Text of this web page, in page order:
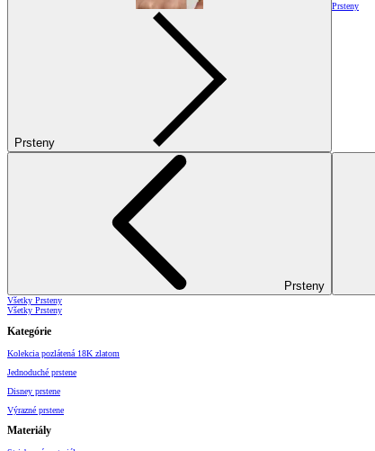
Prsteny
Prsteny
Prsteny
Všetky Prsteny
Všetky Prsteny
Kategórie
Kolekcia pozlátená 18K zlatom
Jednoduché prstene
Disney prstene
Výrazné prstene
Materiály